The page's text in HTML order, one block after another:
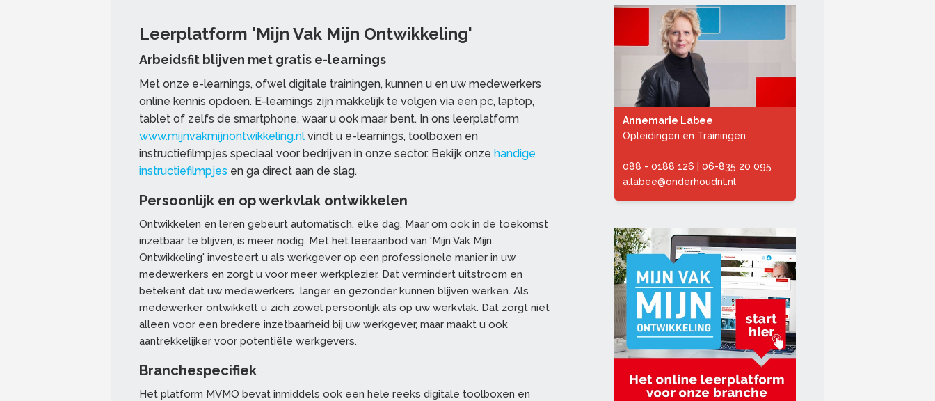
Leerplatform 'Mijn Vak Mijn Ontwikkeling'
Arbeidsfit blijven met gratis e-learnings
Met onze e-learnings, ofwel digitale trainingen, kunnen u en uw medewerkers
online kennis opdoen. E-learnings zijn makkelijk te volgen via een pc, laptop,
tablet of zelfs de smartphone, waar u ook maar bent. In ons leerplatform
www.mijnvakmijnontwikkeling.nl vindt u e-learnings, toolboxen en
instructiefilmpjes speciaal voor bedrijven in onze sector. Bekijk onze handige
instructiefilmpjes en ga direct aan de slag.
Persoonlijk en op werkvlak ontwikkelen
Ontwikkelen en leren gebeurt automatisch, elke dag. Maar om ook in de toekomst
inzetbaar te blijven, is meer nodig. Met het leeraanbod van 'Mijn Vak Mijn
Ontwikkeling' investeert u als werkgever op een professionele manier in uw
medewerkers en zorgt u voor meer werkplezier. Dat vermindert uitstroom en
betekent dat uw medewerkers langer en gezonder kunnen blijven werken. Als
medewerker ontwikkelt u zich zowel persoonlijk als op uw werkvlak. Dat zorgt niet
alleen voor een bredere inzetbaarheid bij uw werkgever, maar maakt u ook
aantrekkelijker voor potentiële werkgevers.
Branchespecifiek
Het platform MVMO bevat inmiddels ook een hele reeks digitale toolboxen en
Annemarie Labee
Opleidingen en Trainingen
088 - 0188 126
06-835 20 095
a.labee@onderhoudnl.nl